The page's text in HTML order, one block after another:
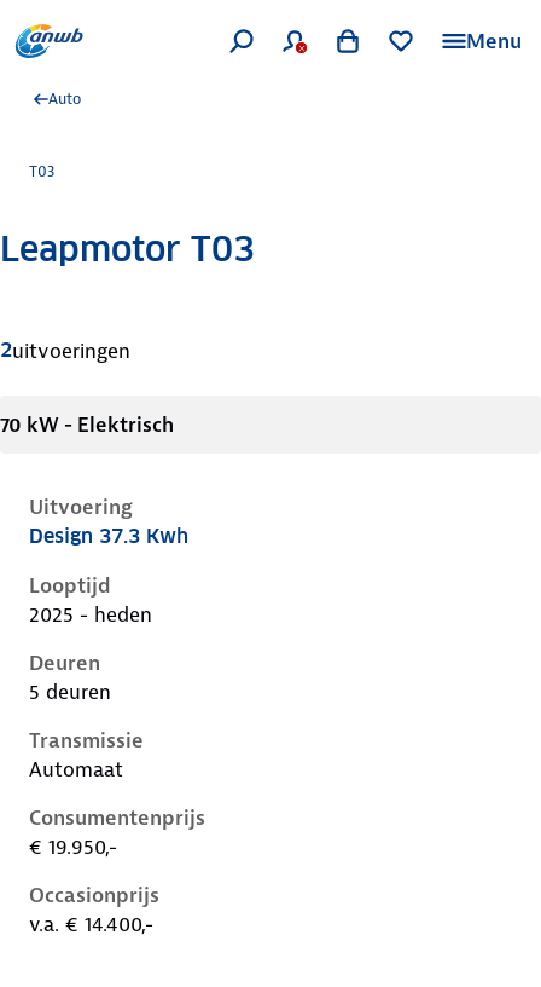
Menu
Auto
T03
Leapmotor T03
2uitvoeringen
70 kW - Elektrisch
Uitvoering
Leapmotor T03 i, 37.3 kwh, 70 kW, Elektrisch, 5
Design 37.3 Kwh
Looptijd
2025 - heden
Deuren
5 deuren
Transmissie
Automaat
Consumentenprijs
€ 19.950,-
Occasionprijs
v.a. € 14.400,-